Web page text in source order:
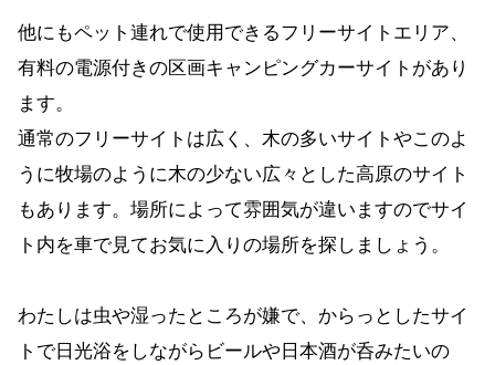
他にもペット連れで使用できるフリーサイトエリア、
有料の電源付きの区画キャンピングカーサイトがあり
ます。
通常のフリーサイトは広く、木の多いサイトやこのよ
うに牧場のように木の少ない広々とした高原のサイト
もあります。場所によって雰囲気が違いますのでサイ
ト内を車で見てお気に入りの場所を探しましょう。
わたしは虫や湿ったところが嫌で、からっとしたサイ
トで日光浴をしながらビールや日本酒が呑みたいの